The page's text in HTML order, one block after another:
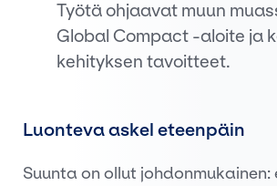
Työtä ohjaavat muun
Global Compact -aloite ja
kehityksen tavoitteet.
Luonteva askel eteenpäin
Suunta on ollut johdonmukainen: